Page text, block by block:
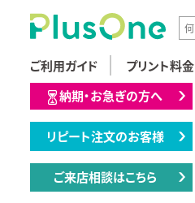
ご利用ガイド プリント料金
納期・お急ぎの方へ
リピート注文のお客様
ご来店相談はこちら